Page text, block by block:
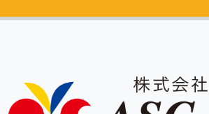
カタログ無料